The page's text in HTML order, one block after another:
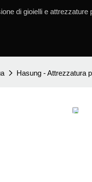
di gioielli e attrezzature
Hasung - Attrezzatura